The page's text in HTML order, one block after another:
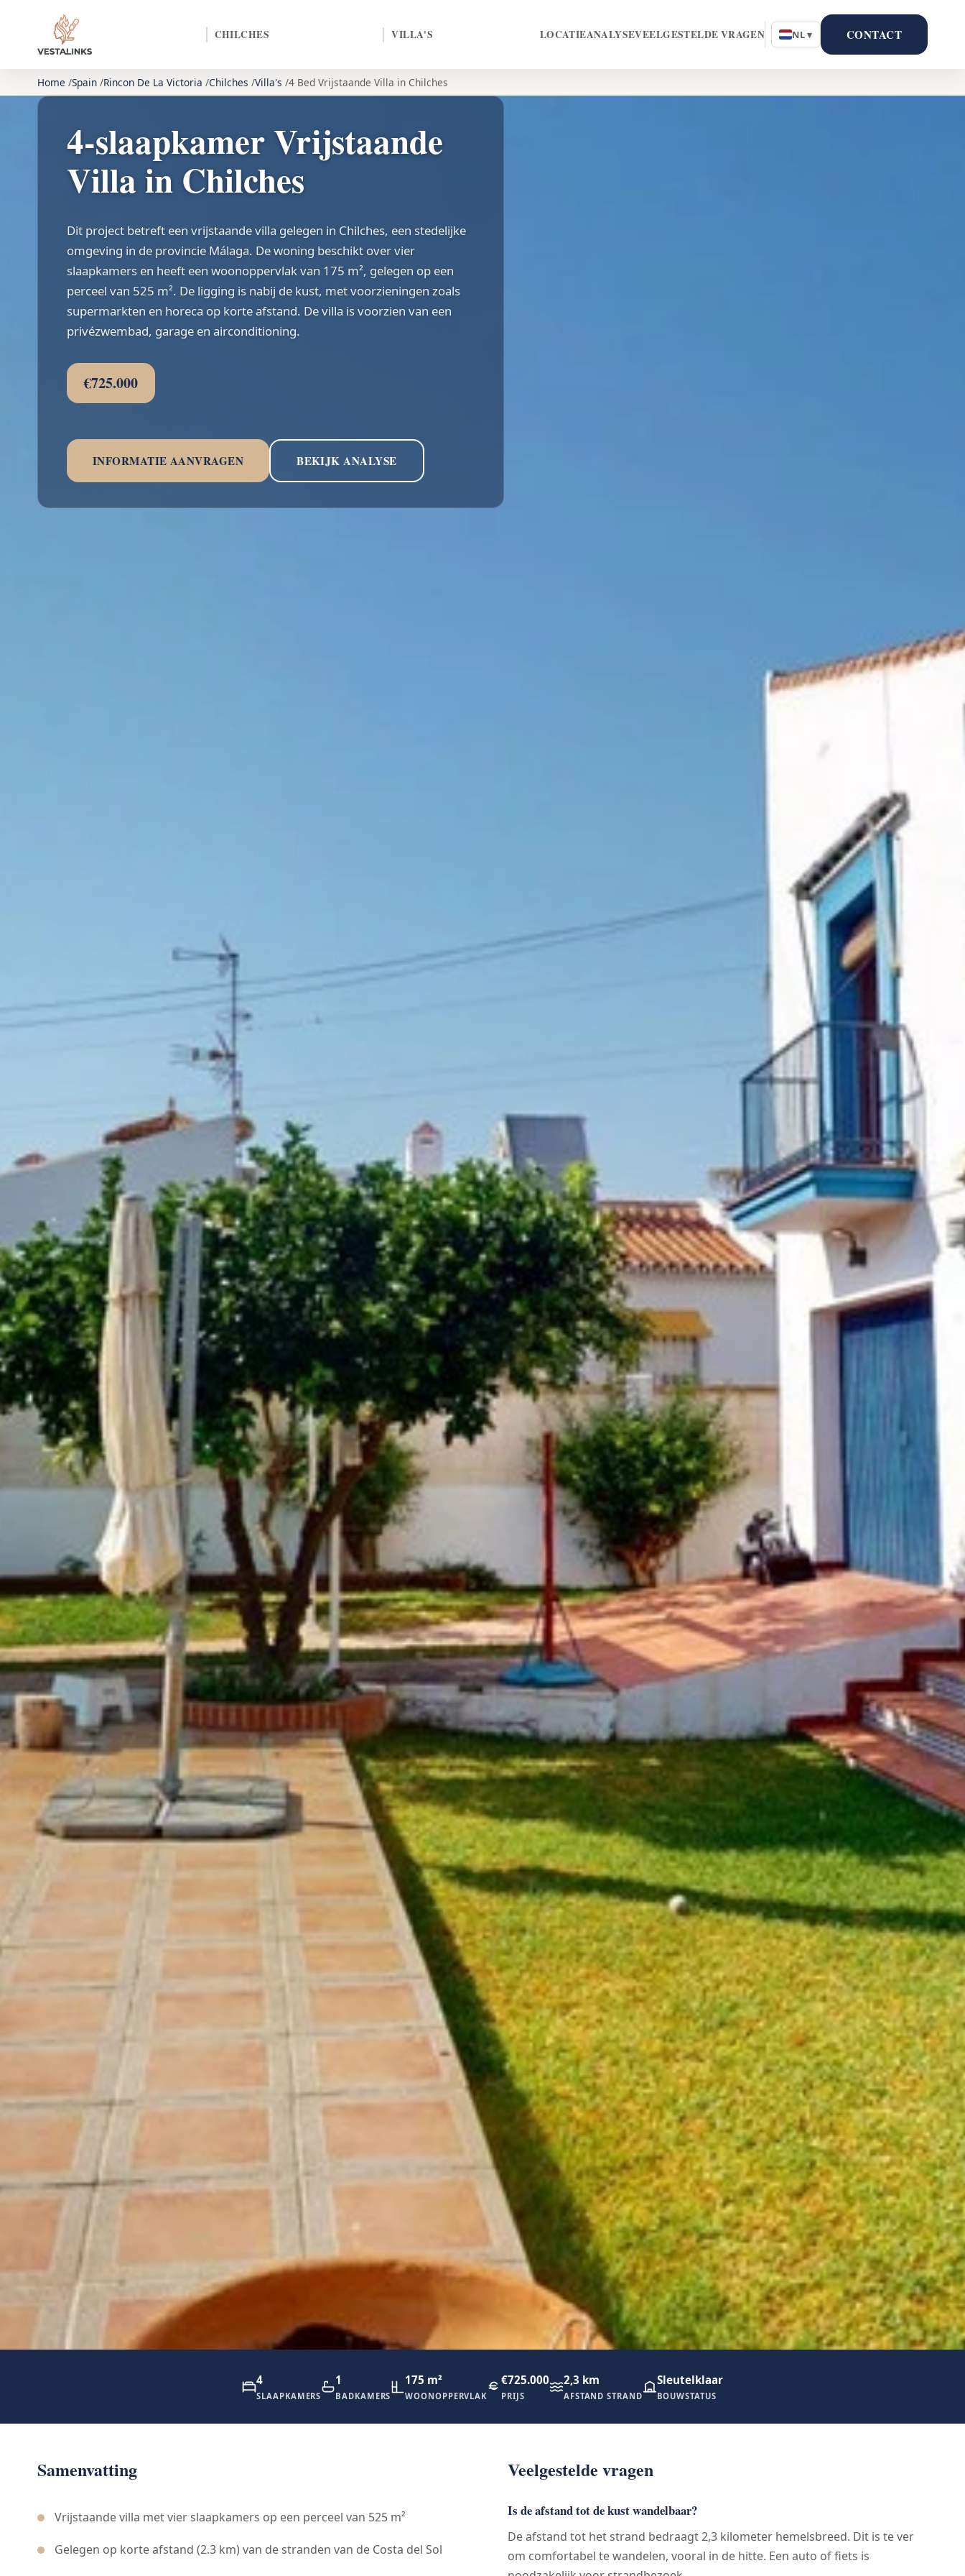
CHILCHES VILLA'S LOCATIEANALYSEVEELGESTELDE VRAGEN NL ▾ CONTACT
Home Spain Rincon De La Victoria Chilches Villa's 4 Bed Vrijstaande Villa in Chilches
4-slaapkamer Vrijstaande
Villa in Chilches
Dit project betreft een vrijstaande villa gelegen in Chilches, een stedelijke
omgeving in de provincie Málaga. De woning beschikt over vier
slaapkamers en heeft een woonoppervlak van 175 m², gelegen op een
perceel van 525 m². De ligging is nabij de kust, met voorzieningen zoals
supermarkten en horeca op korte afstand. De villa is voorzien van een
privézwembad, garage en airconditioning.
€725.000
INFORMATIE AANVRAGEN BEKIJK ANALYSE
4
SLAAPKAMERS
1
BADKAMERS
175 m²
WOONOPPERVLAK
€725.000
PRIJS
2,3 km
AFSTAND STRAND
Sleutelklaar
BOUWSTATUS
Samenvatting
Vrijstaande villa met vier slaapkamers op een perceel van 525 m²
Gelegen op korte afstand (2.3 km) van de stranden van de Costa del Sol
Veelgestelde vragen
Is de afstand tot de kust wandelbaar?
De afstand tot het strand bedraagt 2,3 kilometer hemelsbreed. Dit is te ver
om comfortabel te wandelen, vooral in de hitte. Een auto of fiets is